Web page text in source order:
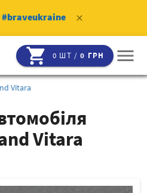
#braveukraine clear
shopping_cart 0 ШТ /0 ГРН menu
Vitara
Vitara